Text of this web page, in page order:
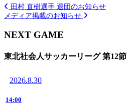
田村 直樹選手 退団のお知らせ
メディア掲載のお知らせ
NEXT GAME
東北社会人サッカーリーグ 第12節
2026.8.30
14:00